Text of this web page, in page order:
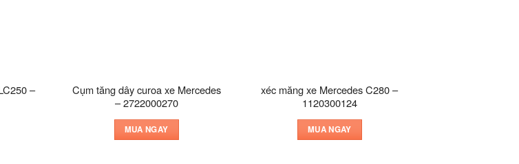
–
Cụm tăng dây curoa xe Mercedes
– 2722000270
MUA NGAY
xéc măng xe Mercedes C280 –
1120300124
MUA NGAY